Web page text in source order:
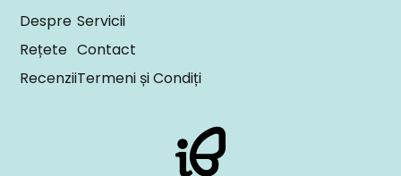
Despre
Rețete
Recenzii
Servicii
Contact
Termeni și Condiți